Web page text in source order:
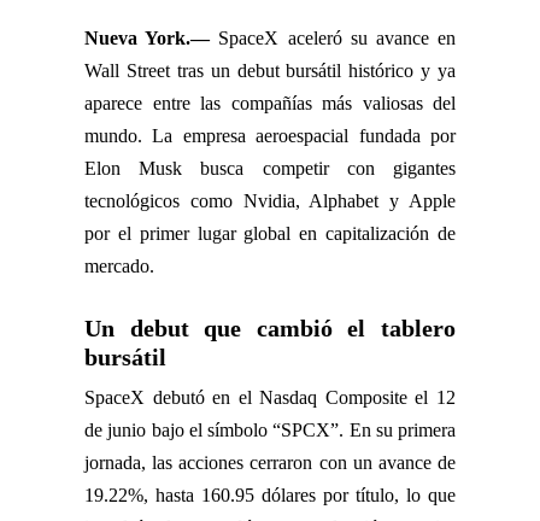
Nueva York.—SpaceX aceleró su avance en
Wall Street tras un debut bursátil histórico y ya
aparece entre las compañías más valiosas del
mundo. La empresa aeroespacial fundada por
Elon Musk busca competir con gigantes
tecnológicos como Nvidia, Alphabet y Apple
por el primer lugar global en capitalización de
mercado.
Un debut que cambió el tablero
bursátil
SpaceX debutó en el Nasdaq Composite el 12
de junio bajo el símbolo “SPCX”. En su primera
jornada, las acciones cerraron con un avance de
19.22%, hasta 160.95 dólares por título, lo que